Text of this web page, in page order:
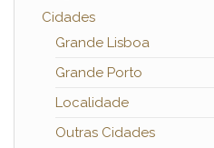
Cidades
Grande Lisboa
Grande Porto
Localidade
Outras Cidades